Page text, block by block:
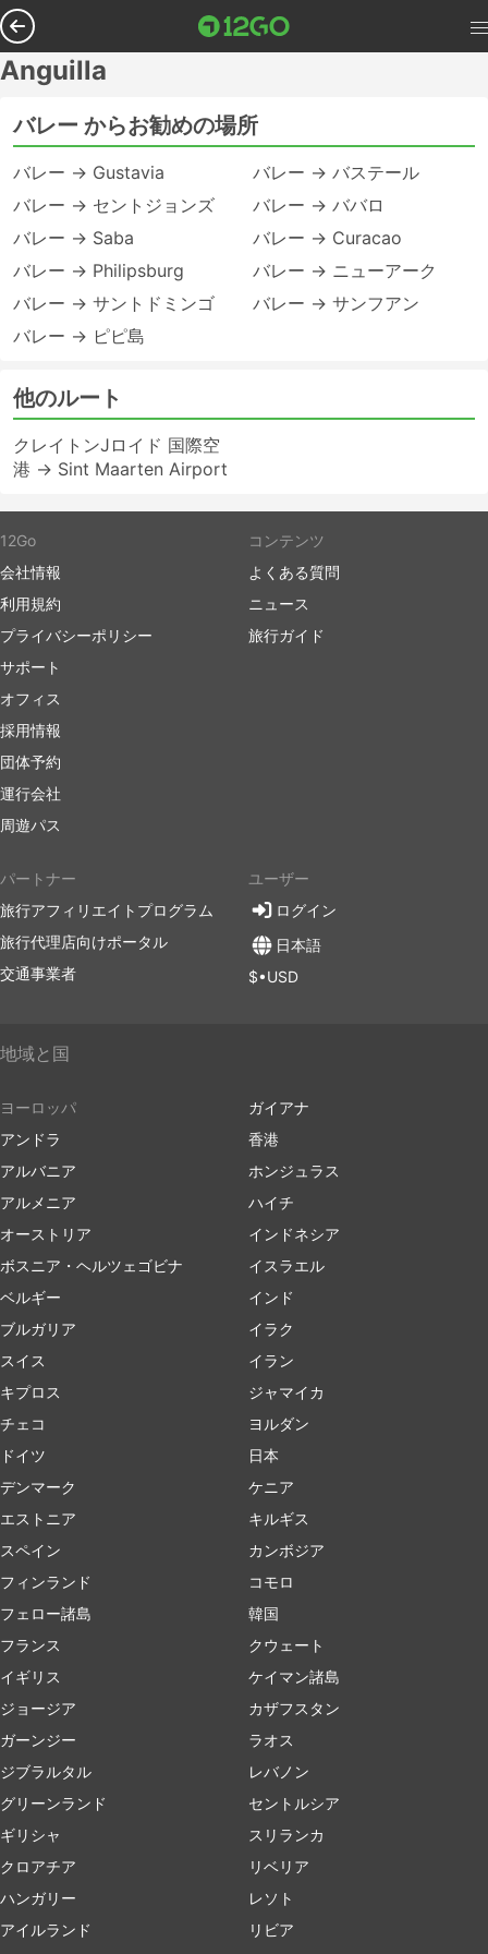
Anguilla
バレー からお勧めの場所
バレー → Gustavia
バレー → セントジョンズ
バレー → Saba
バレー → Philipsburg
バレー → サントドミンゴ
バレー → ピピ島
バレー → バステール
バレー → ババロ
バレー → Curacao
バレー → ニューアーク
バレー → サンフアン
他のルート
クレイトンJロイド 国際空
港 → Sint Maarten Airport
12Go
会社情報
利用規約
プライバシーポリシー
サポート
オフィス
採用情報
団体予約
運行会社
周遊パス
コンテンツ
よくある質問
ニュース
旅行ガイド
パートナー
旅行アフィリエイトプログラム
旅行代理店向けポータル
交通事業者
ユーザー
ログイン
日本語
$•USD
地域と国
ヨーロッパ
アンドラ
アルバニア
アルメニア
オーストリア
ボスニア・ヘルツェゴビナ
ベルギー
ブルガリア
スイス
キプロス
チェコ
ドイツ
デンマーク
エストニア
スペイン
フィンランド
フェロー諸島
フランス
イギリス
ジョージア
ガーンジー
ジブラルタル
グリーンランド
ギリシャ
クロアチア
ハンガリー
アイルランド
ガイアナ
香港
ホンジュラス
ハイチ
インドネシア
イスラエル
インド
イラク
イラン
ジャマイカ
ヨルダン
日本
ケニア
キルギス
カンボジア
コモロ
韓国
クウェート
ケイマン諸島
カザフスタン
ラオス
レバノン
セントルシア
スリランカ
リベリア
レソト
リビア